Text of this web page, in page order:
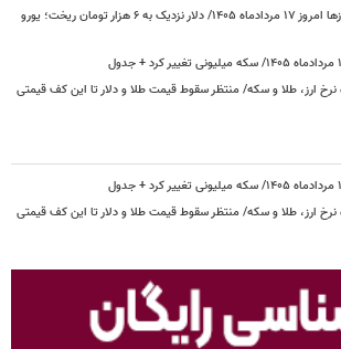
قیمت دلار، یورو و سایر ارزها امروز ۱۷ مردادماه ۱۴۰۵/ دلار نزدیک به ۶ هزار تومان ریخت؛ یورو
ارز، طلا و سکه/ منتظر سقوط قیمت طلا و دلار تا این کف قیمتی
ارز، طلا و سکه/ منتظر سقوط قیمت طلا و دلار تا این کف قیمتی